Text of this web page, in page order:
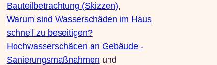
Bauteilbetrachtung (Skizzen),
Warum sind Wasserschäden im Haus
schnell zu beseitigen?
Hochwasserschäden an Gebäude -
Sanierungsmaßnahmen und